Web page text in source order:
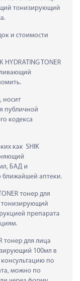
тонизирующий
и стоимости
TONER
носит
публичной
кодекса
как  SHIK
БАД и
ближайшей аптеки.
тонер для
препарата
тонер для лица
100мл в
консультацию по
можно по